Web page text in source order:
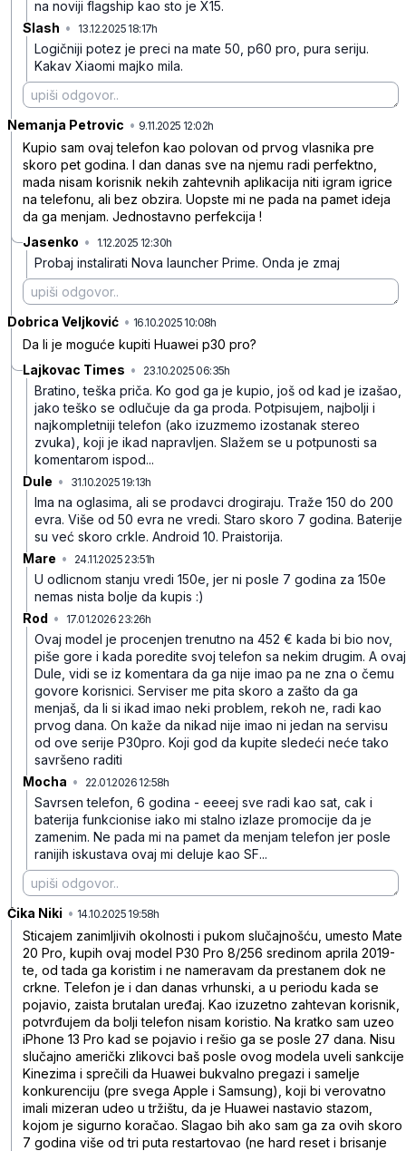
na noviji flagship kao sto je X15.
Slash • 13.12.2025 18:17h
Logičniji potez je preci na mate 50, p60 pro, pura seriju.
Kakav Xiaomi majko mila.
Nemanja Petrovic • 9.11.2025 12:02h
Kupio sam ovaj telefon kao polovan od prvog vlasnika pre
skoro pet godina. I dan danas sve na njemu radi perfektno,
mada nisam korisnik nekih zahtevnih aplikacija niti igram igrice
na telefonu, ali bez obzira. Uopste mi ne pada na pamet ideja
da ga menjam. Jednostavno perfekcija !
Jasenko • 1.12.2025 12:30h
Probaj instalirati Nova launcher Prime. Onda je zmaj
Dobrica Veljković • 16.10.2025 10:08h
Da li je moguće kupiti Huawei p30 pro?
Lajkovac Times • 23.10.2025 06:35h
Bratino, teška priča. Ko god ga je kupio, još od kad je izašao,
jako teško se odlučuje da ga proda. Potpisujem, najbolji i
najkompletniji telefon (ako izuzmemo izostanak stereo
zvuka), koji je ikad napravljen. Slažem se u potpunosti sa
komentarom ispod...
Dule • 31.10.2025 19:13h
Ima na oglasima, ali se prodavci drogiraju. Traže 150 do 200
evra. Više od 50 evra ne vredi. Staro skoro 7 godina. Baterije
su već skoro crkle. Android 10. Praistorija.
Mare • 24.11.2025 23:51h
U odlicnom stanju vredi 150e, jer ni posle 7 godina za 150e
nemas nista bolje da kupis :)
Rod • 17.01.2026 23:26h
Ovaj model je procenjen trenutno na 452 € kada bi bio nov,
piše gore i kada poredite svoj telefon sa nekim drugim. A ovaj
Dule, vidi se iz komentara da ga nije imao pa ne zna o čemu
govore korisnici. Serviser me pita skoro a zašto da ga
menjaš, da li si ikad imao neki problem, rekoh ne, radi kao
prvog dana. On kaže da nikad nije imao ni jedan na servisu
od ove serije P30pro. Koji god da kupite sledeći neće tako
savršeno raditi
Mocha • 22.01.2026 12:58h
Savrsen telefon, 6 godina - eeeej sve radi kao sat, cak i
baterija funkcionise iako mi stalno izlaze promocije da je
zamenim. Ne pada mi na pamet da menjam telefon jer posle
ranijih iskustava ovaj mi deluje kao SF...
Čika Niki • 14.10.2025 19:58h
Sticajem zanimljivih okolnosti i pukom slučajnošću, umesto Mate
20 Pro, kupih ovaj model P30 Pro 8/256 sredinom aprila 2019-
te, od tada ga koristim i ne nameravam da prestanem dok ne
crkne. Telefon je i dan danas vrhunski, a u periodu kada se
pojavio, zaista brutalan uređaj. Kao izuzetno zahtevan korisnik,
potvrđujem da bolji telefon nisam koristio. Na kratko sam uzeo
iPhone 13 Pro kad se pojavio i rešio ga se posle 27 dana. Nisu
slučajno američki zlikovci baš posle ovog modela uveli sankcije
Kinezima i sprečili da Huawei bukvalno pregazi i samelje
konkurenciju (pre svega Apple i Samsung), koji bi verovatno
imali mizeran udeo u tržištu, da je Huawei nastavio stazom,
kojom je sigurno koračao. Slagao bih ako sam ga za ovih skoro
7 godina više od tri puta restartovao (ne hard reset i brisanje